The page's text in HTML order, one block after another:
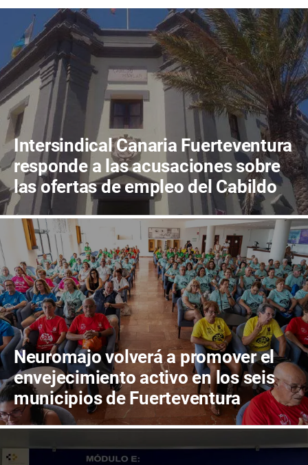
Intersindical Canaria Fuerteventura
responde a las acusaciones sobre
las ofertas de empleo del Cabildo
de Fuerteventura
Neuromajo volverá a promover el
envejecimiento activo en los seis
municipios de Fuerteventura